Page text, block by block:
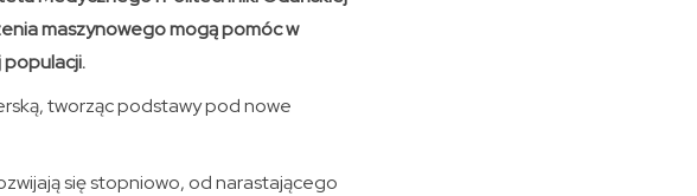
maszynowego mogą pomóc w
populacji.
tworząc podstawy pod nowe
się stopniowo, od narastającego